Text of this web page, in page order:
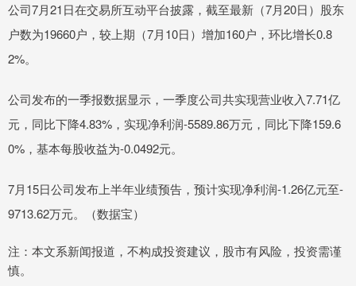
公司7月21日在交易所互动平台披露，截至最新（7月20日）股东
户数为19660户，较上期（7月10日）增加160户，环比增长0.8
2%。
公司发布的一季报数据显示，一季度公司共实现营业收入7.71亿
元，同比下降4.83%，实现净利润-5589.86万元，同比下降159.6
0%，基本每股收益为-0.0492元。
7月15日公司发布上半年业绩预告，预计实现净利润-1.26亿元至-
9713.62万元。（数据宝）
注：本文系新闻报道，不构成投资建议，股市有风险，投资需谨
慎。